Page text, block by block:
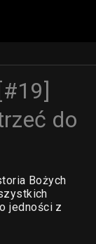
do
Bożych
jedności z